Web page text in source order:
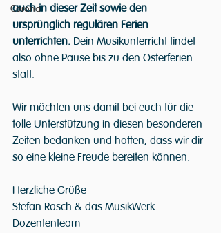
Corona
auch in dieser Zeit sowie den
ursprünglich regulären Ferien
unterrichten. Dein Musikunterricht findet
also ohne Pause bis zu den Osterferien
statt.
Wir möchten uns damit bei euch für die
tolle Unterstützung in diesen besonderen
Zeiten bedanken und hoffen, dass wir dir
so eine kleine Freude bereiten können.
Herzliche Grüße
Stefan Räsch & das MusikWerk-
Dozententeam